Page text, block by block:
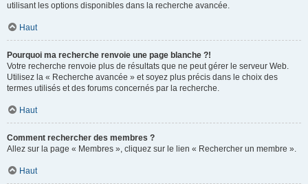
utilisant les options disponibles dans la recherche avancée.
Haut
Pourquoi ma recherche renvoie une page blanche ?!
Votre recherche renvoie plus de résultats que ne peut gérer le serveur Web.
Utilisez la « Recherche avancée » et soyez plus précis dans le choix des
termes utilisés et des forums concernés par la recherche.
Haut
Comment rechercher des membres ?
Allez sur la page « Membres », cliquez sur le lien « Rechercher un membre ».
Haut